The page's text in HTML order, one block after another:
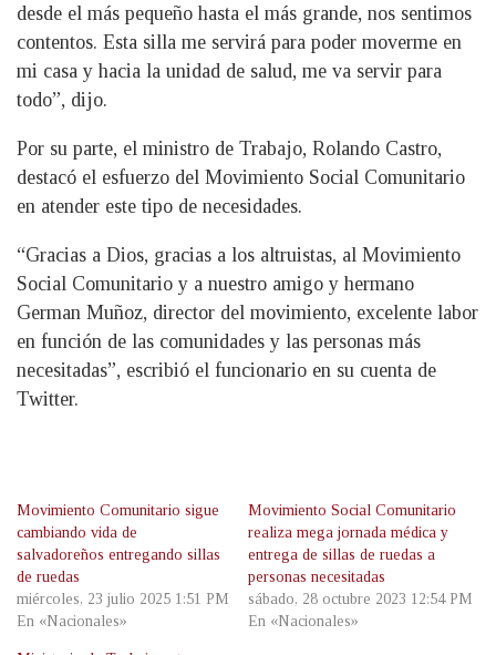
desde el más pequeño hasta el más grande, nos sentimos
contentos. Esta silla me servirá para poder moverme en
mi casa y hacia la unidad de salud, me va servir para
todo”, dijo.
Por su parte, el ministro de Trabajo, Rolando Castro,
destacó el esfuerzo del Movimiento Social Comunitario
en atender este tipo de necesidades.
“Gracias a Dios, gracias a los altruistas, al Movimiento
Social Comunitario y a nuestro amigo y hermano
German Muñoz, director del movimiento, excelente labor
en función de las comunidades y las personas más
necesitadas”, escribió el funcionario en su cuenta de
Twitter.
Movimiento Comunitario sigue
cambiando vida de
salvadoreños entregando sillas
de ruedas
miércoles, 23 julio 2025 1:51 PM
En «Nacionales»
Movimiento Social Comunitario
realiza mega jornada médica y
entrega de sillas de ruedas a
personas necesitadas
sábado, 28 octubre 2023 12:54 PM
En «Nacionales»